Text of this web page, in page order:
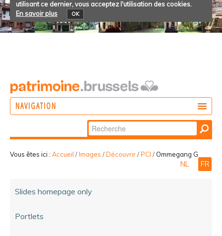
utilisant ce dernier, vous acceptez l'utilisation des cookies.
En savoir plus
OK
NAVIGATION
Chercher par
Recherche
avancée…
Vous êtes ici : Accueil /Images /Découvrir/PCI / Ommegang G
NL FR
Slides homepage only
Portlets